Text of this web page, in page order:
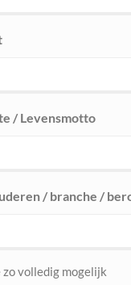
/ Levensmotto
/ branche /
volledig mogelijk